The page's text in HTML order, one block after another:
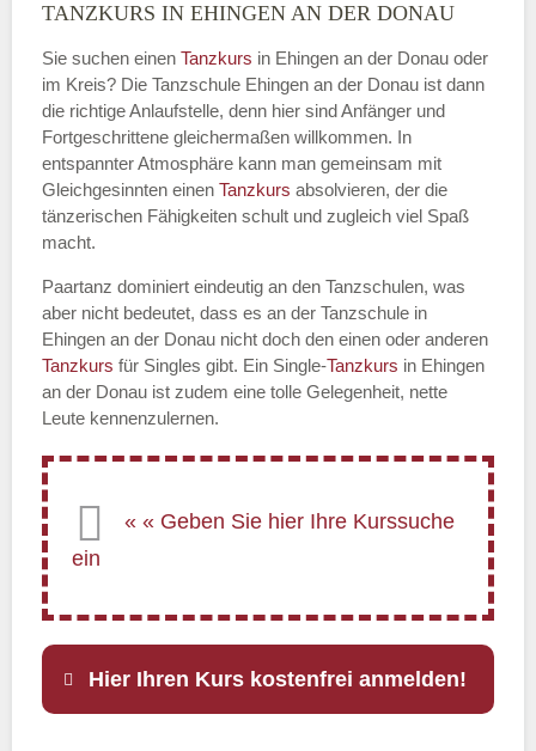
TANZKURS IN EHINGEN AN DER DONAU
Sie suchen einen Tanzkurs in Ehingen an der Donau oder
im Kreis? Die Tanzschule Ehingen an der Donau ist dann
die richtige Anlaufstelle, denn hier sind Anfänger und
Fortgeschrittene gleichermaßen willkommen. In
entspannter Atmosphäre kann man gemeinsam mit
Gleichgesinnten einen Tanzkurs absolvieren, der die
tänzerischen Fähigkeiten schult und zugleich viel Spaß
macht.
Paartanz dominiert eindeutig an den Tanzschulen, was
aber nicht bedeutet, dass es an der Tanzschule in
Ehingen an der Donau nicht doch den einen oder anderen
Tanzkurs für Singles gibt. Ein Single-Tanzkurs in Ehingen
an der Donau ist zudem eine tolle Gelegenheit, nette
Leute kennenzulernen.
Hier Ihren Kurs kostenfrei anmelden!